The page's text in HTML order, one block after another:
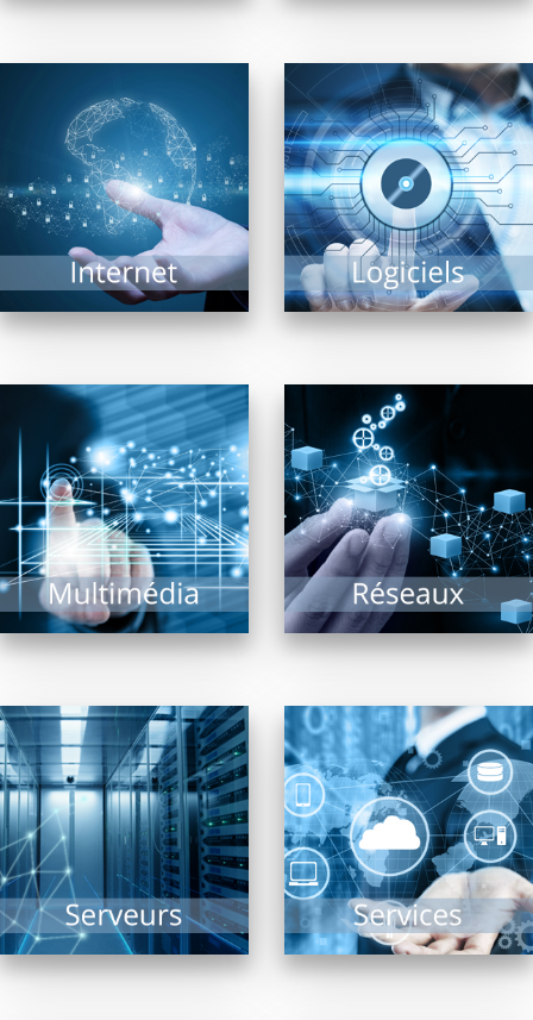
Navigateurs, moteurs
de recherche, matériel
de connexion… Internet
est un vaste univers ou
matériels et logiciels...
EN SAVOIR PLUS
Trouver « LE » logiciel
répondant à un besoin
précis est une tâche
complexe tant il...
EN SAVOIR PLUS
Pour la diffusion de
contenus multimédia,
affichage dynamique
intérieur ou extérieur,
bornes interactives,
vidéo projection,
écrans...
EN SAVOIR PLUS
En confiant aux
revendeurs membres
de FRP2i le
déploiement,
l’administration et la
supervision de
systèmes réseaux,...
EN SAVOIR PLUS
Collectivités, TPE, PME,
ou de taille plus
conséquente, le(s)
serveur(s) reste(nt)
dans tous les cas le...
EN SAVOIR PLUS
Sauvegarde, Sécurité,
Solutions Cloud,
Infogérance,
Assistance, PRA, Saas,
réponses aux appels
au secours…
l’informatique n’est
plus...
EN SAVOIR PLUS